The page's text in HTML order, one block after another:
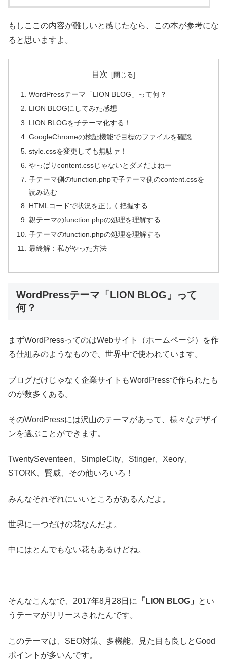
もしここの内容が難しいと感じたなら、この本が参考にな
ると思いますよ。
目次
WordPressテーマ「LION BLOG」って何？
LION BLOGにしてみた感想
LION BLOGを子テーマ化する！
GoogleChromeの検証機能で目標のファイルを確認
style.cssを変更しても無駄ァ！
やっぱりcontent.cssじゃないとダメだよねー
子テーマ側のfunction.phpで子テーマ側のcontent.cssを
読み込む
HTMLコードで状況を正しく把握する
親テーマのfunction.phpの処理を理解する
子テーマのfunction.phpの処理を理解する
最終解：私がやった方法
WordPressテーマ「LION BLOG」って
何？
まずWordPressってのはWebサイト（ホームページ）を作
る仕組みのようなもので、世界中で使われています。
ブログだけじゃなく企業サイトもWordPressで作られたも
のが数多くある。
そのWordPressには沢山のテーマがあって、様々なデザイ
ンを選ぶことができます。
TwentySeventeen、SimpleCity、Stinger、Xeory、
STORK、賢威、その他いろいろ！
みんなそれぞれにいいところがあるんだよ。
世界に一つだけの花なんだよ。
中にはとんでもない花もあるけどね。
そんなこんなで、2017年8月28日に 「LION BLOG」
とい
うテーマがリリースされたんです。
このテーマは、SEO対策、多機能、見た目も良しとGood
ポイントが多いんです。